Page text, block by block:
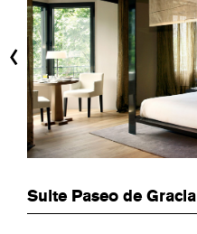
Roca Barcelona
Spa
Terraza
Lobby & Club
Eventos
Promociones
Blog
‹
Suite Paseo de Gracia